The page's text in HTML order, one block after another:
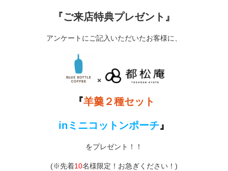
『ご来店特典プレゼント』
アンケートにご記入いただいたお客様に、
×
『羊羹２種セット
inミニコットンポーチ』
をプレゼント！！
(※先着10名様限定！お急ぎください！)